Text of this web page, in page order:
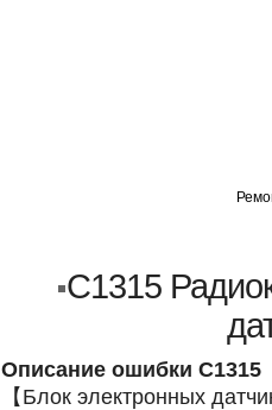
C1315
Описание ошибки C1315
【Блок электронных